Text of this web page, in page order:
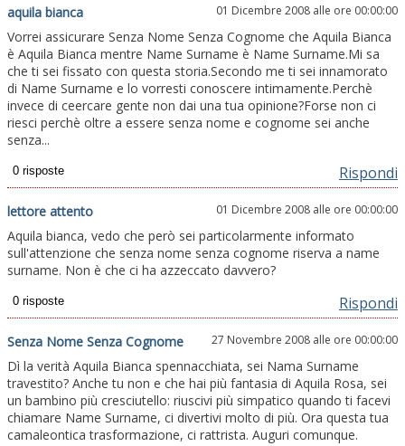
aquila bianca 01 Dicembre 2008 alle ore 00:00:00
Vorrei assicurare Senza Nome Senza Cognome che Aquila Bianca
è Aquila Bianca mentre Name Surname è Name Surname.Mi sa
che ti sei fissato con questa storia.Secondo me ti sei innamorato
di Name Surname e lo vorresti conoscere intimamente.Perchè
invece di ceercare gente non dai una tua opinione?Forse non ci
riesci perchè oltre a essere senza nome e cognome sei anche
senza...
Rispondi
lettore attento 01 Dicembre 2008 alle ore 00:00:00
Aquila bianca, vedo che però sei particolarmente informato
sull'attenzione che senza nome senza cognome riserva a name
surname. Non è che ci ha azzeccato davvero?
Rispondi
Senza Nome Senza Cognome 27 Novembre 2008 alle ore 00:00:00
Dì la verità Aquila Bianca spennacchiata, sei Nama Surname
travestito? Anche tu non e che hai più fantasia di Aquila Rosa, sei
un bambino più cresciutello: riuscivi più simpatico quando ti facevi
chiamare Name Surname, ci divertivi molto di più. Ora questa tua
camaleontica trasformazione, ci rattrista. Auguri comunque.